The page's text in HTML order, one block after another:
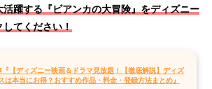
躍する『ビアンカの大冒険』をディズニー
してください！
『【ディズニー映画＆ドラマ見放題！【徹底解説】ディズ
は本当にお得？おすすめ作品・料金・登録方法まとめ』